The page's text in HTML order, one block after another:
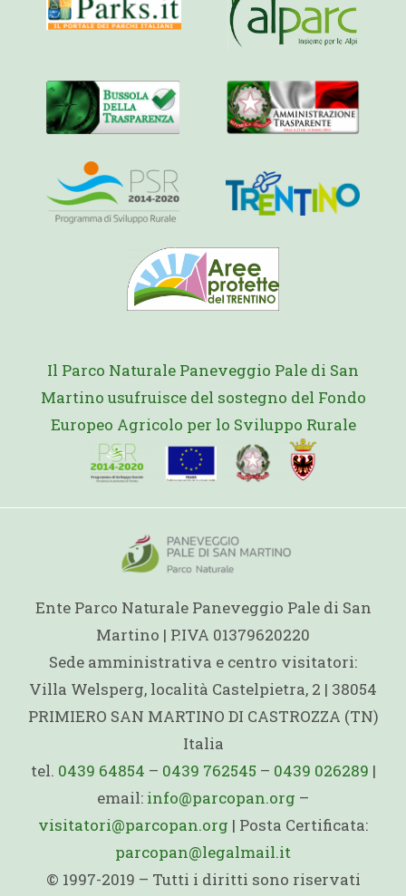
Il Parco Naturale Paneveggio Pale di San
Martino usufruisce del sostegno del Fondo
Europeo Agricolo per lo Sviluppo Rurale
Ente Parco Naturale Paneveggio Pale di San
Martino | P.IVA 01379620220
Sede amministrativa e centro visitatori:
Villa Welsperg, località Castelpietra, 2 | 38054
PRIMIERO SAN MARTINO DI CASTROZZA (TN)
Italia
tel. 0439 64854 – 0439 762545 – 0439 026289 |
email: info@parcopan.org –
visitatori@parcopan.org | Posta Certificata:
parcopan@legalmail.it
© 1997-2019 – Tutti i diritti sono riservati